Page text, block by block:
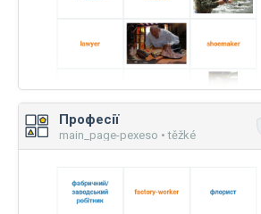
Професії
main_page-pexeso • těžké